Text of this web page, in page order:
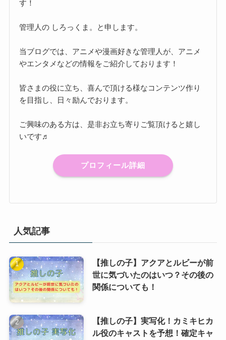
す！
管理人の しろっくま。と申します。
当ブログでは、アニメや漫画好きな管理人が、アニメ
やエンタメなどの情報をご紹介しております！
皆さまの役に立ち、喜んで頂ける様なコンテンツ作り
を目指し、日々励んでおります。
ご興味のある方は、是非お立ち寄りご覧頂けると嬉し
いです♬
プロフィール詳細
人気記事
【推しの子】アクアとルビーが前
世に気づいたのはいつ？その後の
関係についても！
【推しの子】実写化！カミキヒカ
ル役のキャストを予想！確定キャ